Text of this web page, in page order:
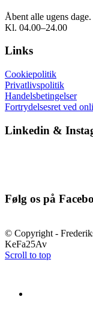
Åbent alle ugens dage.
Kl. 04.00–24.00
Links
Cookiepolitik
Privatlivspolitik
Handelsbetingelser
Fortrydelsesret ved
Linkedin &
Følg os på
© Copyright -
KeFa25Av
Scroll to top